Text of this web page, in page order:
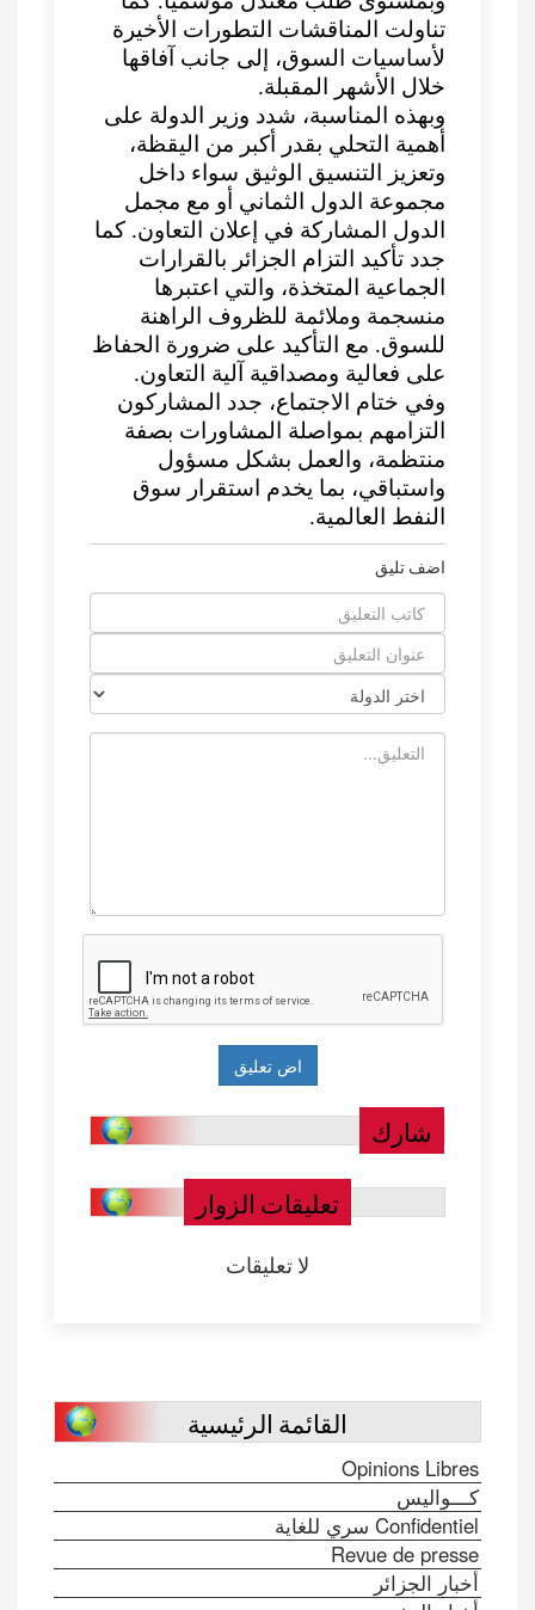
تناولت المناقشات التطورات الأخيرة
لأساسيات السوق، إلى جانب آفاقها
خلال الأشهر المقبلة.
وبهذه المناسبة، شدد وزير الدولة على
أهمية التحلي بقدر أكبر من اليقظة،
وتعزيز التنسيق الوثيق سواء داخل
مجموعة الدول الثماني أو مع مجمل
الدول المشاركة في إعلان التعاون. كما
جدد تأكيد التزام الجزائر بالقرارات
الجماعية المتخذة، والتي اعتبرها
منسجمة وملائمة للظروف الراهنة
للسوق. مع التأكيد على ضرورة الحفاظ
على فعالية ومصداقية آلية التعاون.
وفي ختام الاجتماع، جدد المشاركون
التزامهم بمواصلة المشاورات بصفة
منتظمة، والعمل بشكل مسؤول
واستباقي، بما يخدم استقرار سوق
النفط العالمية.
اضف تليق
شارك
تعليقات الزوار
لا تعليقات
القائمة الرئيسية
Opinions Libres
كـــواليس
Confidentiel سري للغاية
Revue de presse
أخبار الجزائر